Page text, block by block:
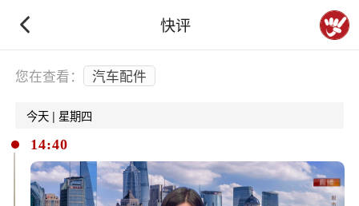
快评
下拉刷新
您在查看： 汽车配件
今天 | 星期四
14:40